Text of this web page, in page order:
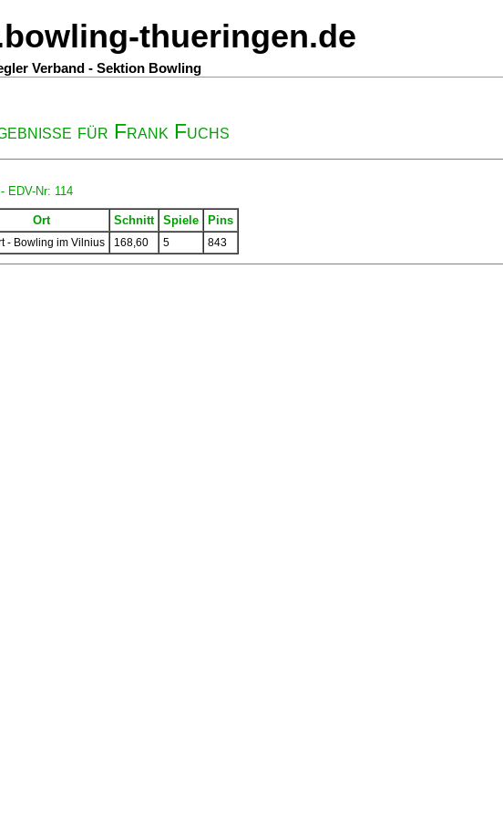
thueringen.de
Verband - Sektion Bowling
für Frank Fuchs
EDV-Nr: 114
Ort Schnitt Spiele Pins
- Bowling im Vilnius 168,60 5 843